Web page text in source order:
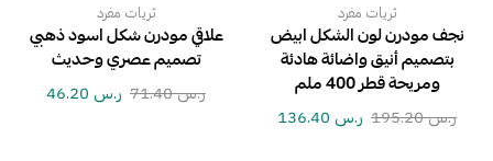
ثريات مفرد
نجف مودرن لون الشكل ابيض
بتصميم أنيق واضائة هادئة
ومريحة قطر 400 ملم
ر.س195.20 ر.س
ثريات مفرد
علاقي مودرن شكل اسود ذهبي
تصميم عصري وحديث
ر.س71.40 ر.س